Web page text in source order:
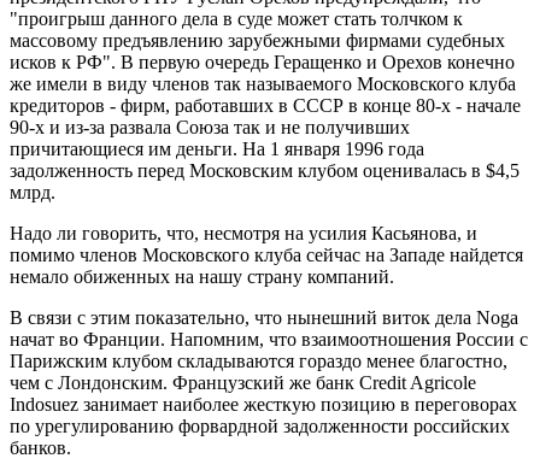
"проигрыш данного дела в суде может стать толчком к
массовому предъявлению зарубежными фирмами судебных
исков к РФ". В первую очередь Геращенко и Орехов конечно
же имели в виду членов так называемого Московского клуба
кредиторов - фирм, работавших в СССР в конце 80-х - начале
90-х и из-за развала Союза так и не получивших
причитающиеся им деньги. На 1 января 1996 года
задолженность перед Московским клубом оценивалась в $4,5
млрд.
Надо ли говорить, что, несмотря на усилия Касьянова, и
помимо членов Московского клуба сейчас на Западе найдется
немало обиженных на нашу страну компаний.
В связи с этим показательно, что нынешний виток дела Noga
начат во Франции. Напомним, что взаимоотношения России с
Парижским клубом складываются гораздо менее благостно,
чем с Лондонским. Французский же банк Credit Agricole
Indosuez занимает наиболее жесткую позицию в переговорах
по урегулированию форвардной задолженности российских
банков.